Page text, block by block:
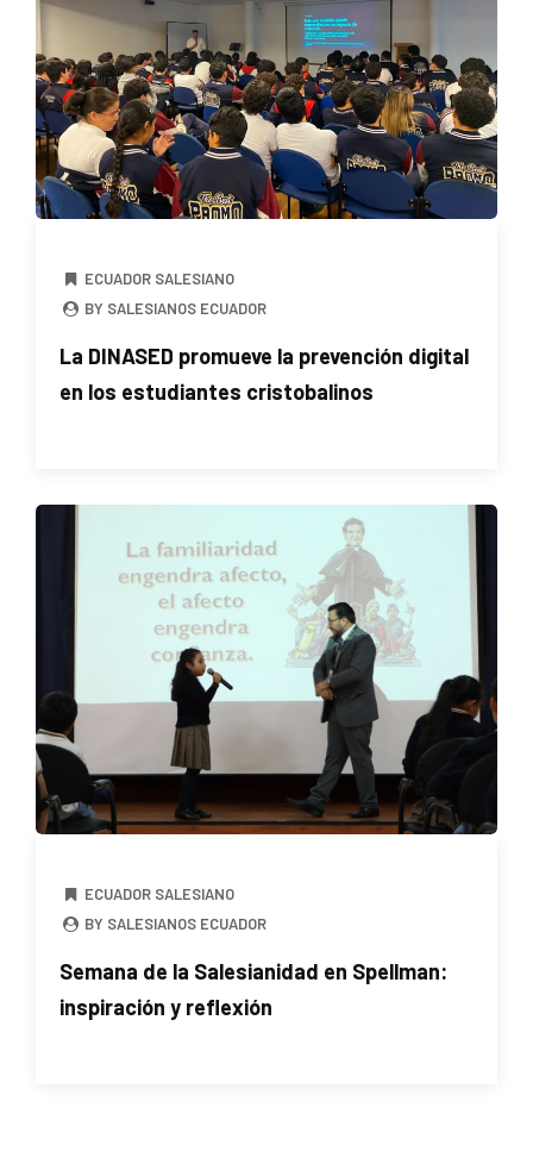
ECUADOR SALESIANO
BY SALESIANOS ECUADOR
La DINASED promueve la prevención digital
en los estudiantes cristobalinos
ECUADOR SALESIANO
BY SALESIANOS ECUADOR
Semana de la Salesianidad en Spellman:
inspiración y reflexión